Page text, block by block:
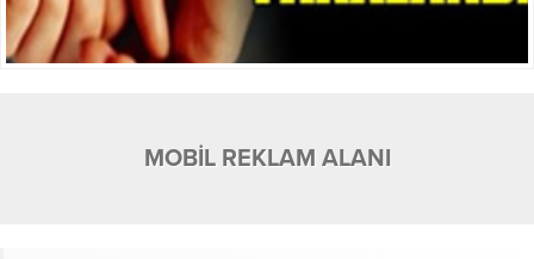
MOBİL REKLAM ALANI